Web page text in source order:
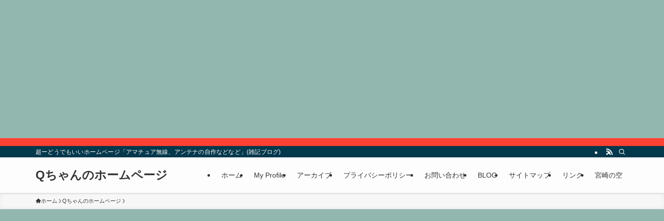
超ーどうでもいいホームページ「アマチュア無線、アンテナの自作などなど」(雑記ブログ)
Qちゃんのホームページ ホーム My Profile アーカイブ プライバシーポリシー お問い合わせ BLOG サイトマップ リンク 宮崎の空
ホーム Qちゃんのホームページ